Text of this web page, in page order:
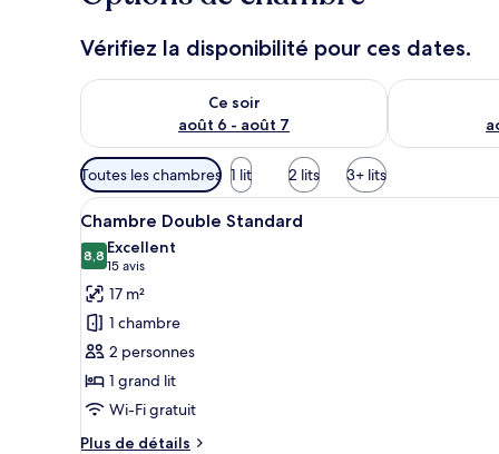
Vérifiez la disponibilité pour ces dates.
Ce soir
août 6 - août 7
Vérifier la disponibilité pour ce soir août 6 - août 7
Vérifier la
Filtres
disponibles
pour
les
chambres
Toutes les chambres 1 lit 2 lits 3+ lits
Afficher
toutes
les
photos
pour
ce
type
de
chambre :
Chambre
Une chambre d’hôtel
9
Chambre Double Standard
8,88,8 sur 10
Excellent
15 avis
(15 avis)
17 m²
1 chambre
2 personnes
1 grand lit
Wi-Fi gratuit
Plus de détails
Plus